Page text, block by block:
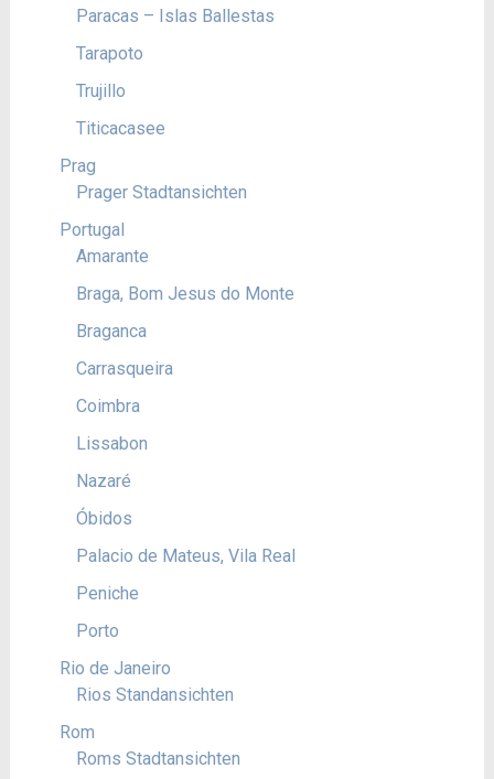
Paracas – Islas Ballestas
Tarapoto
Trujillo
Titicacasee
Prag
Prager Stadtansichten
Portugal
Amarante
Braga, Bom Jesus do Monte
Braganca
Carrasqueira
Coimbra
Lissabon
Nazaré
Óbidos
Palacio de Mateus, Vila Real
Peniche
Porto
Rio de Janeiro
Rios Standansichten
Rom
Roms Stadtansichten